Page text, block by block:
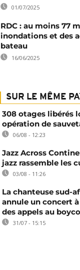
01/07/2025
RDC : au moins 77
inondations et des
bateau
16/06/2025
SUR LE MÊME
308 otages libérés
opération de
06/08 - 12:23
Jazz Across
jazz rassemble les
03/08 - 11:26
La chanteuse sud-
annule un concert
des appels au
31/07 - 15:15